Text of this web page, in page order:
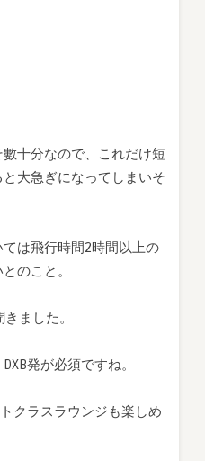
十分なので、これだけ短
大急ぎになってしまいそ
は飛行時間2時間以上の
のこと。
ました。
発が必須ですね。
クラスラウンジも楽しめ